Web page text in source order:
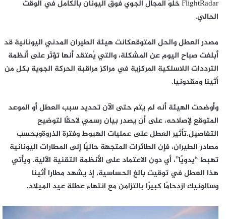
FlightRadar خلوّ المجال الجوي فوق اليونان بالكامل في الوقت
الحالي.
مصدر العطل والحل المتوقعكانت هيئة الطيران المدني اليونانية قد
أبلغت صباح اليوم عن المشكلة، والتي يُعتقد أنها تؤثر على أنظمة
الترددات اللاسلكية المركزية في مراكز مراقبة الحركة الجوية بكل من
أثينا ومقدونيا.
وأوضحت الهيئة أنه لم يتم حتى الآن تحديد سبب العطل أو الموعد
المتوقع لإصلاحه، على أن يصدر بيان رسمي لاحقًا لتوضيح
التفاصيل.تأثير العطل على عمليات الهبوط وفترة الذروةوبحسب
مصادر الطيران، فإن الطائرات المتجهة حاليًا إلى المطارات اليونانية
تهبط “يدويًا”، أي دون الاعتماد على الأنظمة التقنية الآلية. ويأتي
هذا العطل في توقيت بالغ الحساسية، إذ يشهد مطارا أثينا
وسالونيك ازدحامًا كبيرًا بالتزامن مع انتهاء عطلة عيد الميلاد.